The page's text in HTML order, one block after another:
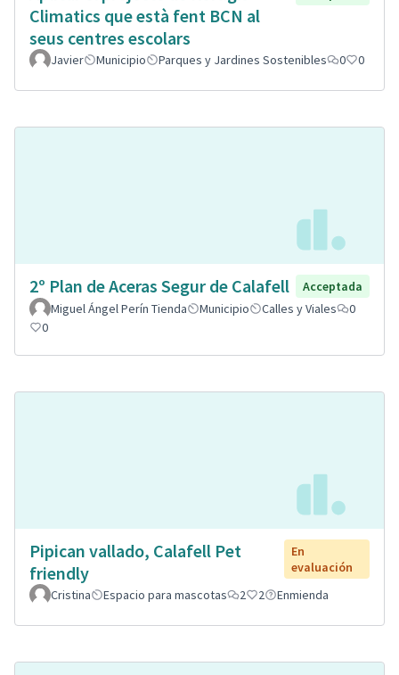
Climatics que està fent BCN al
seus centres escolars
Javier Municipio Parques y Jardines Sostenibles 0 0
2º Plan de Aceras Segur de Calafell
Acceptada
Miguel Ángel Perín Tienda
Municipio Calles y Viales
0
0
Pipican vallado, Calafell Pet
friendly
En
evaluación
Cristina
Espacio para mascotas 2 2 Enmienda